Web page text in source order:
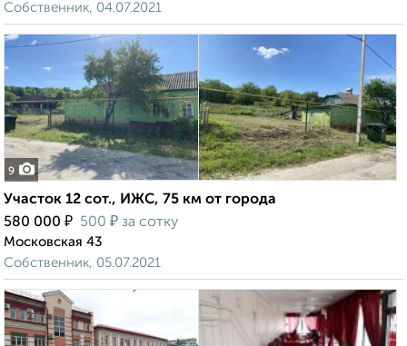
Собственник, 04.07.2021
9
Участок 12 сот., ИЖС, 75 км от города
580 000 ₽ 500 ₽ за сотку
Московская 43
Собственник, 05.07.2021